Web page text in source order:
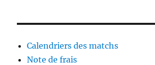
Calendriers des matchs
Note de frais